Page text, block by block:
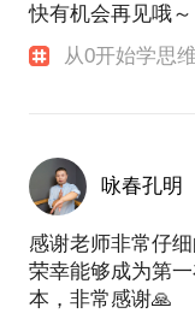
快有机会再见哦～
从0开始学思
咏春孔明
感谢老师非常仔
荣幸能够成为第
本，非常感谢🙏